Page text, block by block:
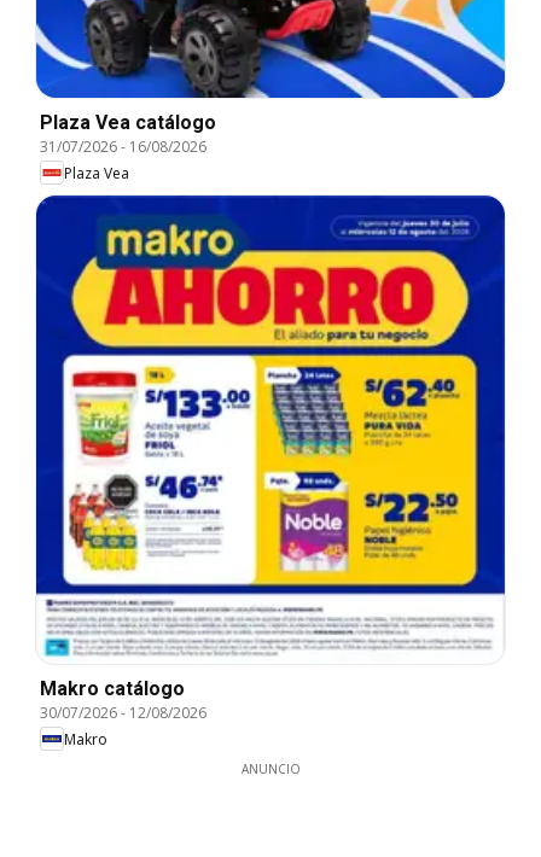
Plaza Vea catálogo
31/07/2026- 16/08/2026
Plaza Vea
Makro catálogo
30/07/2026- 12/08/2026
Makro
ANUNCIO